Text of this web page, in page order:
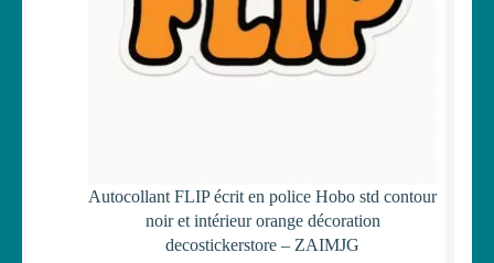
Autocollant FLIP écrit en police Hobo std contour
noir et intérieur orange décoration
decostickerstore – ZAIMJG